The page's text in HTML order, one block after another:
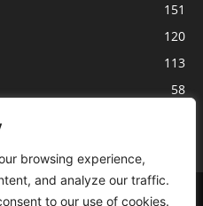
browsing experience,
and analyze our traffic.
to our use of cookies.
151
120
113
58
ΓΥΝΑΙΚΩΝ